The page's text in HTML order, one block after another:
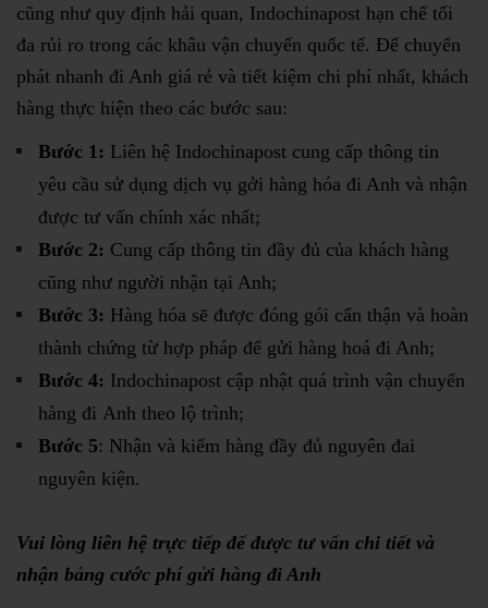
cũng như quy định hải quan, Indochinapost hạn chế tối
đa rủi ro trong các khâu vận chuyển quốc tế. Để chuyển
phát nhanh đi Anh giá rẻ và tiết kiệm chi phí nhất, khách
hàng thực hiện theo các bước sau:
Bước 1: Liên hệ Indochinapost cung cấp thông tin
yêu cầu sử dụng dịch vụ gởi hàng hóa đi Anh và nhận
được tư vấn chính xác nhất;
Bước 2: Cung cấp thông tin đầy đủ của khách hàng
cũng như người nhận tại Anh;
Bước 3: Hàng hóa sẽ được đóng gói cẩn thận và hoàn
thành chứng từ hợp pháp để gửi hàng hoá đi Anh;
Bước 4: Indochinapost cập nhật quá trình vận chuyển
hàng đi Anh theo lộ trình;
Bước 5: Nhận và kiểm hàng đầy đủ nguyên đai
nguyên kiện.
Vui lòng liên hệ trực tiếp để được tư vấn chi tiết và
nhận bảng cước phí gửi hàng đi Anh